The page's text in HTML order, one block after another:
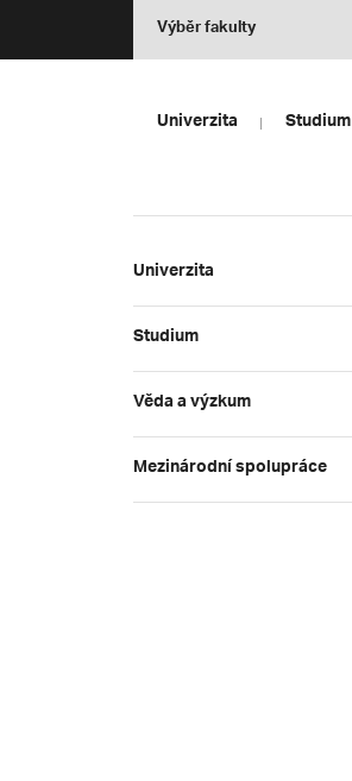
Výběr fakulty
Univerzita Studium
Univerzita
Studium
Věda a výzkum
Mezinárodní spolupráce